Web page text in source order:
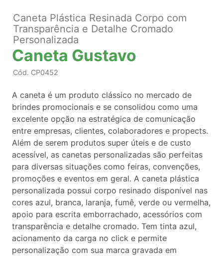
Caneta Plástica Resinada Corpo com
Transparência e Detalhe Cromado
Personalizada
Caneta Gustavo
Cód. CP0452
A caneta é um produto clássico no mercado de
brindes promocionais e se consolidou como uma
excelente opção na estratégica de comunicação
entre empresas, clientes, colaboradores e propects.
Além de serem produtos super úteis e de custo
acessível, as canetas personalizadas são perfeitas
para diversas situações como feiras, convenções,
promoções e eventos em geral. A caneta plástica
personalizada possui corpo resinado disponível nas
cores azul, branca, laranja, fumê, verde ou vermelha,
apoio para escrita emborrachado, acessórios com
transparência e detalhe cromado. Tem tinta azul,
acionamento da carga no click e permite
personalização com sua marca gravada em